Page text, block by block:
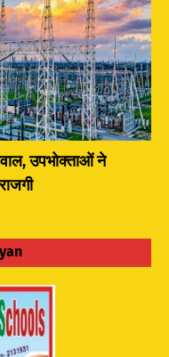
उपभोक्ताओं ने